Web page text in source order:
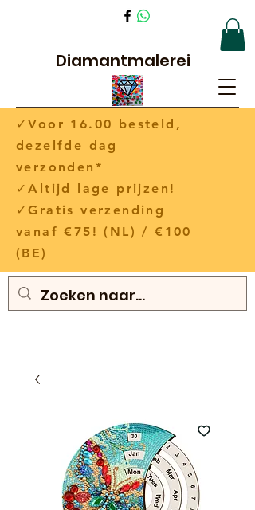
Diamantmalerei
✓Voor 16.00 besteld,
dezelfde dag
verzonden*
✓Altijd lage prijzen!
✓Gratis verzending
vanaf €75! (NL) / €100
(BE)